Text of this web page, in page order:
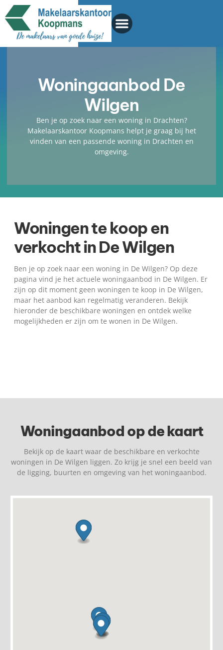
Woningaanbod De
Wilgen
Ben je op zoek naar een woning in Drachten?
Makelaarskantoor Koopmans helpt je graag bij het
vinden van een passende woning in Drachten en
omgeving.
Woningen te koop en
verkocht in De Wilgen
Ben je op zoek naar een woning in De Wilgen? Op deze
pagina vind je het actuele woningaanbod in De Wilgen. Er
zijn op dit moment geen woningen te koop in De Wilgen,
maar het aanbod kan regelmatig veranderen. Bekijk
hieronder de beschikbare woningen en ontdek welke
mogelijkheden er zijn om te wonen in De Wilgen.
Woningaanbod op de kaart
Bekijk op de kaart waar de beschikbare en verkochte
woningen in De Wilgen liggen. Zo krijg je snel een beeld van
de ligging, buurten en omgeving van het woningaanbod.